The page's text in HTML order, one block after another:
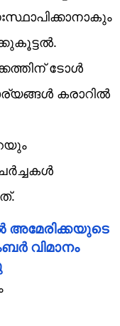
ടോൾ
കരാറിൽ
അ‌മേരിക്കയുടെ
വിമാനം